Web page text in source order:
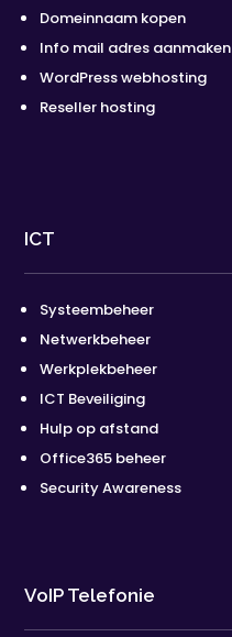
Domeinnaam kopen
Info mail adres aanmaken
WordPress webhosting
Reseller hosting
ICT
Systeembeheer
Netwerkbeheer
Werkplekbeheer
ICT Beveiliging
Hulp op afstand
Office365 beheer
Security Awareness
VoIP Telefonie